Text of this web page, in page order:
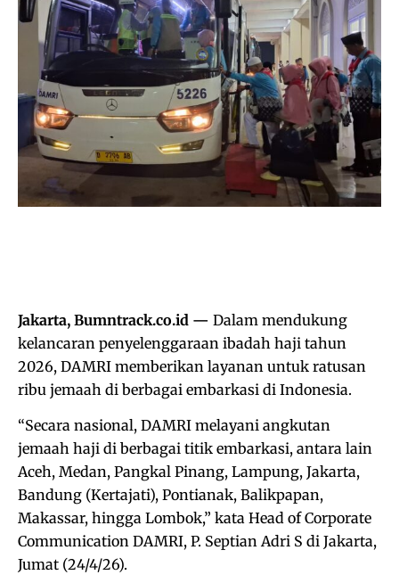
Jakarta, Bumntrack.co.id — Dalam mendukung
kelancaran penyelenggaraan ibadah haji tahun
2026, DAMRI memberikan layanan untuk ratusan
ribu jemaah di berbagai embarkasi di Indonesia.
“Secara nasional, DAMRI melayani angkutan
jemaah haji di berbagai titik embarkasi, antara lain
Aceh, Medan, Pangkal Pinang, Lampung, Jakarta,
Bandung (Kertajati), Pontianak, Balikpapan,
Makassar, hingga Lombok,” kata Head of Corporate
Communication DAMRI, P. Septian Adri S di Jakarta,
Jumat (24/4/26).